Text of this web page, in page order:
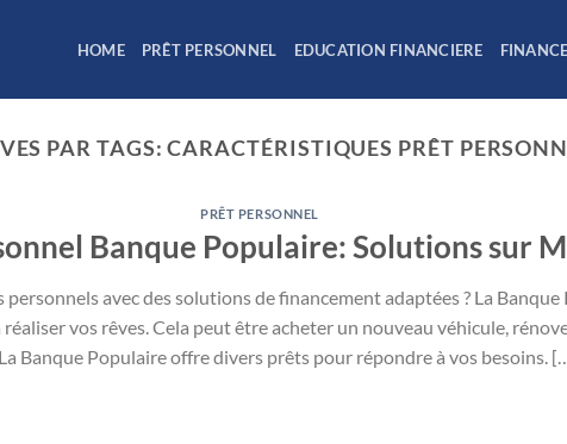
HOME PRÊT PERSONNEL EDUCATION FINANCIERE
PAR TAGS:CARACTÉRISTIQUES PRÊT
PRÊT PERSONNEL
Banque Populaire: Solutions sur
avec des solutions de financement adaptées ? La
vos rêves. Cela peut être acheter un nouveau véhicule,
Banque Populaire offre divers prêts pour répondre à vos besoins.